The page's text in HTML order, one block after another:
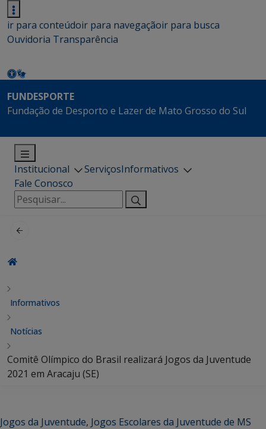
ir para conteúdoir para navegaçãoir para busca
Ouvidoria Transparência
FUNDESPORTE
Fundação de Desporto e Lazer de Mato Grosso do Sul
Institucional ServiçosInformativos
Fale Conosco
Pesquisar
por:
Informativos
Notícias
Comitê Olímpico do Brasil realizará Jogos da Juventude
2021 em Aracaju (SE)
Jogos da Juventude, Jogos Escolares da Juventude de MS